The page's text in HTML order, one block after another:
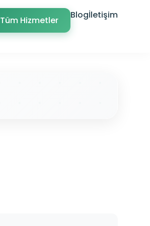
Tüm Hizmetler Blogİletişim